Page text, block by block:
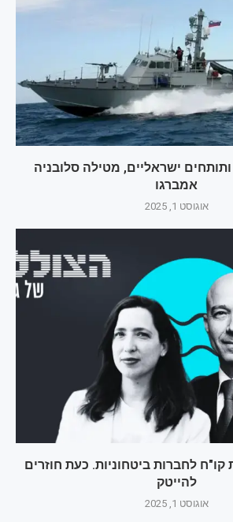
ישראליים, מטילה סלובניה
אמברגו
אוגוסט 1, 2025
לחברות ביטחוניות. כעת חוזרים
להייטק
אוגוסט 1, 2025